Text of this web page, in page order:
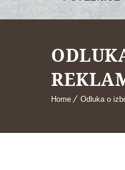
Home Odluka o